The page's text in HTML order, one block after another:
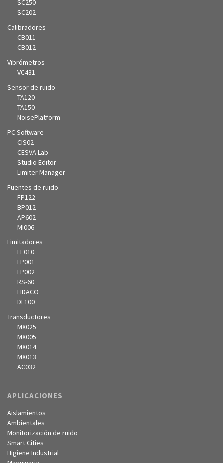
SC250
SC202
Calibradores
CB011
CB012
Vibrómetros
VC431
Sensor de ruido
TA120
TA150
NoisePlatform
PC Software
CIS02
CESVA Lab
Studio Editor
Limiter Manager
Fuentes de ruido
FP122
BP012
AP602
MI006
Limitadores
LF010
LP001
LP002
RS-60
LIDACO
DL100
Transductores
MX025
MX005
MX014
MX013
AC032
APLICACIONES
Aislamientos
Ambientales
Monitorización de ruido
Smart Cities
Higiene Industrial